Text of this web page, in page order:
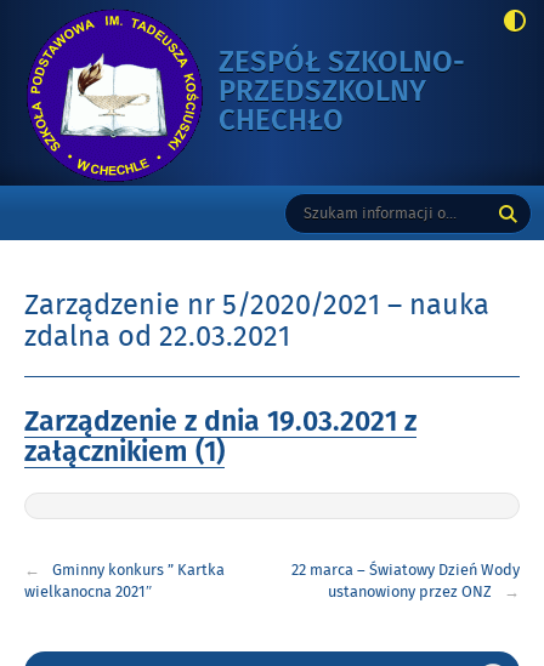
ZESPÓŁ SZKOLNO-
PRZEDSZKOLNY
CHECHŁO
NR
5/2020/2021
–
ZDALNA
OD
Wyszukiwarka
Tutaj
wpisz
szukaną
Zarządzenie nr 5/2020/2021 – nauka
zdalna od 22.03.2021
Opublikowano
w
dniu
Zarządzenie z dnia 19.03.2021 z
załącznikiem (1)
wpisu
Gminny konkurs ” Kartka
wielkanocna 2021″
22 marca – Światowy Dzień Wody
ustanowiony przez ONZ